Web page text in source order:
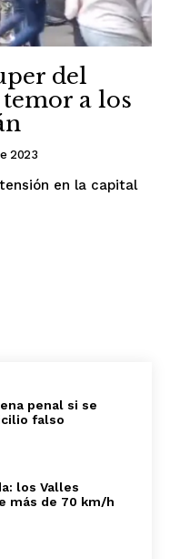
del
a los
2023
en la capital
penal si se
falso
los Valles
más de 70 km/h